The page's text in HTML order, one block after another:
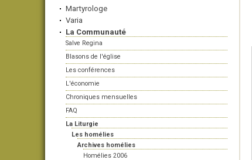
Martyrologe
Varia
La Communauté
Salve Regina
Blasons de l'église
Les conférences
L'économie
Chroniques mensuelles
FAQ
La Liturgie
Les homélies
Archives homélies
Homélies 2006